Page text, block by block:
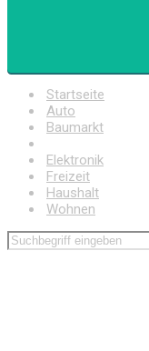
Startseite
Auto
Baumarkt
Elektronik
Freizeit
Haushalt
Wohnen